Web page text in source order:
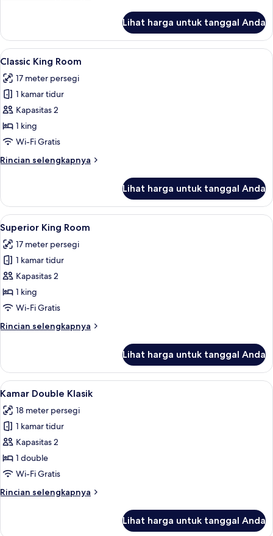
Classic
Family
Room
Lihat harga untuk tanggal Anda
Lihat
semua
foto
untuk
Classic
King
Room
Classic King Room | Seprai
4
Classic King Room
17 meter persegi
1 kamar tidur
Kapasitas 2
1 king
Wi-Fi Gratis
Rincian selengkapnya
Rincian
Classic
King
Room
Lihat harga untuk tanggal Anda
Lihat
semua
foto
untuk
Superior
King
Room
Superior King Room | Seprai
5
Superior King Room
17 meter persegi
1 kamar tidur
Kapasitas 2
1 king
Wi-Fi Gratis
Rincian selengkapnya
Rincian
Superior
King
Room
Lihat harga untuk tanggal Anda
Lihat
semua
foto
untuk
Kamar
Double
Klasik
Kamar Double Klasik | Seprai
5
Kamar Double Klasik
18 meter persegi
1 kamar tidur
Kapasitas 2
1 double
Wi-Fi Gratis
Rincian selengkapnya
Rincian
Lihat harga untuk tanggal Anda